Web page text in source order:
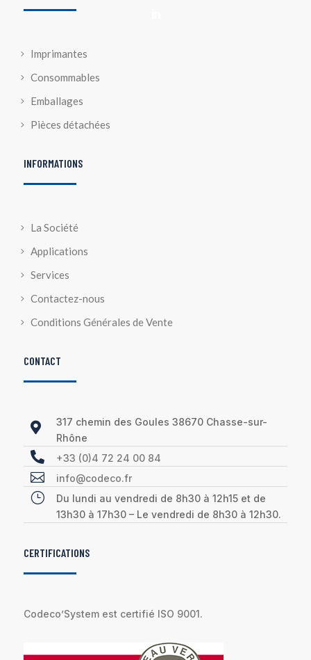
Imprimantes
Consommables
Emballages
Pièces détachées
INFORMATIONS
La Société
Applications
Services
Contactez-nous
Conditions Générales de Vente
CONTACT

317 chemin des Goules 38670 Chasse-sur-
Rhône
 +33 (0)4 72 24 00 84
 info@codeco.fr
}
Du lundi au vendredi de 8h30 à 12h15 et de
13h30 à 17h30 – Le vendredi de 8h30 à 12h30.
CERTIFICATIONS
Codeco’System est certifié ISO 9001.